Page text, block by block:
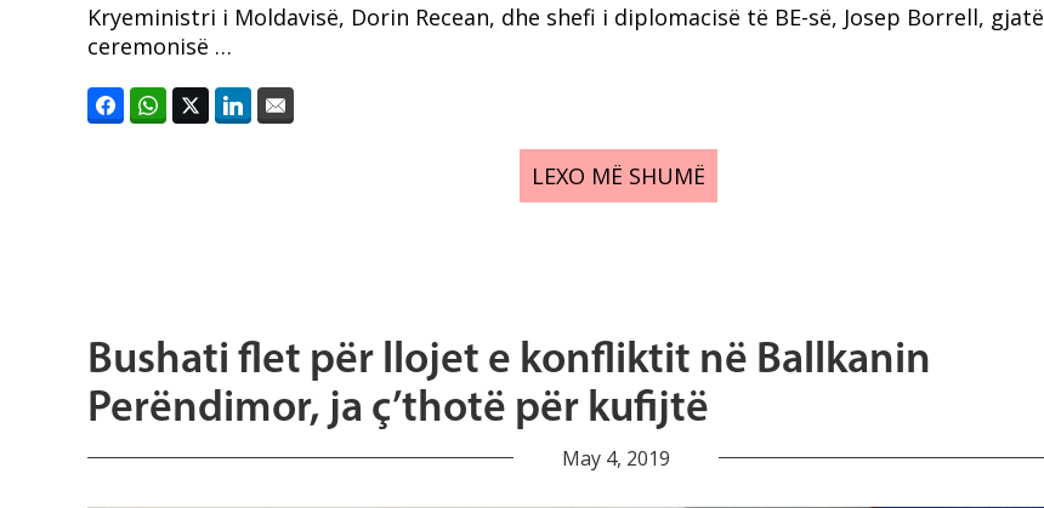
Kryeministri i Moldavisë, Dorin Recean, dhe shefi i diplomacisë të BE-së, Josep Borrell, gjatë
ceremonisë …
LEXO MË SHUMË
Bushati flet për llojet e konfliktit në Ballkanin
Perëndimor, ja ç’thotë për kufijtë
May 4, 2019